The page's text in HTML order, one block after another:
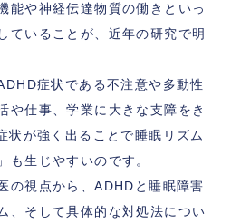
能や神経伝達物質の働きといっ
ていることが、近年の研究で明
症状である不注意や多動性
や仕事、学業に大きな支障をき
状が強く出ることで睡眠リズム
も生じやすいのです。
の視点から、ADHDと睡眠障害
、そして具体的な対処法につい